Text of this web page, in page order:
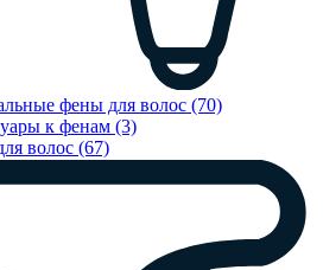
фены для волос (70)
к фенам (3)
волос (67)